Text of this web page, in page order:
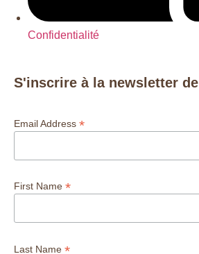
Confidentialité
S'inscrire à la newsletter
Email Address *
First Name *
Last Name